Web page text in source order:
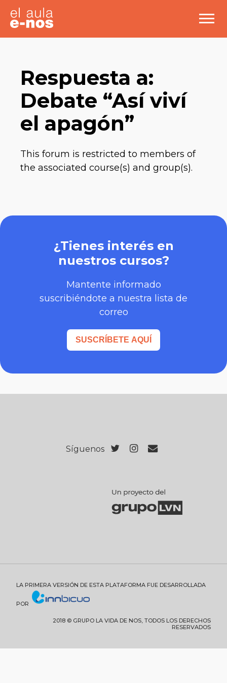
Respuesta a:
Debate “Así viví
el apagón”
This forum is restricted to members of
the associated course(s) and group(s).
¿Tienes interés en
nuestros cursos?
Mantente informado
suscribiéndote a nuestra lista de
correo
SUSCRÍBETE AQUÍ
Síguenos
LA PRIMERA VERSIÓN DE ESTA PLATAFORMA FUE DESARROLLADA
POR
2018 © GRUPO LA VIDA DE NOS, TODOS LOS DERECHOS
RESERVADOS